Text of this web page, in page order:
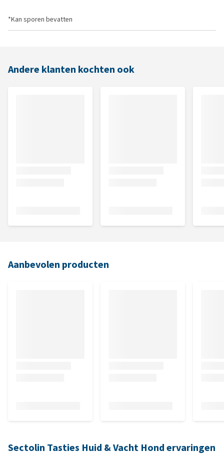
*Kan sporen bevatten
Andere klanten kochten ook
Aanbevolen producten
Sectolin Tasties Huid & Vacht Hond ervaringen